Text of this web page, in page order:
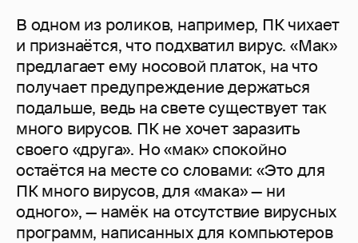
В одном из роликов, например, ПК чихает
и признаётся, что подхватил вирус. «Мак»
предлагает ему носовой платок, на что
получает предупреждение держаться
подальше, ведь на свете существует так
много вирусов. ПК не хочет заразить
своего «друга». Но «мак» спокойно
остаётся на месте со словами: «Это для
ПК много вирусов, для «мака» — ни
одного», — намёк на отсутствие вирусных
программ, написанных для компьютеров